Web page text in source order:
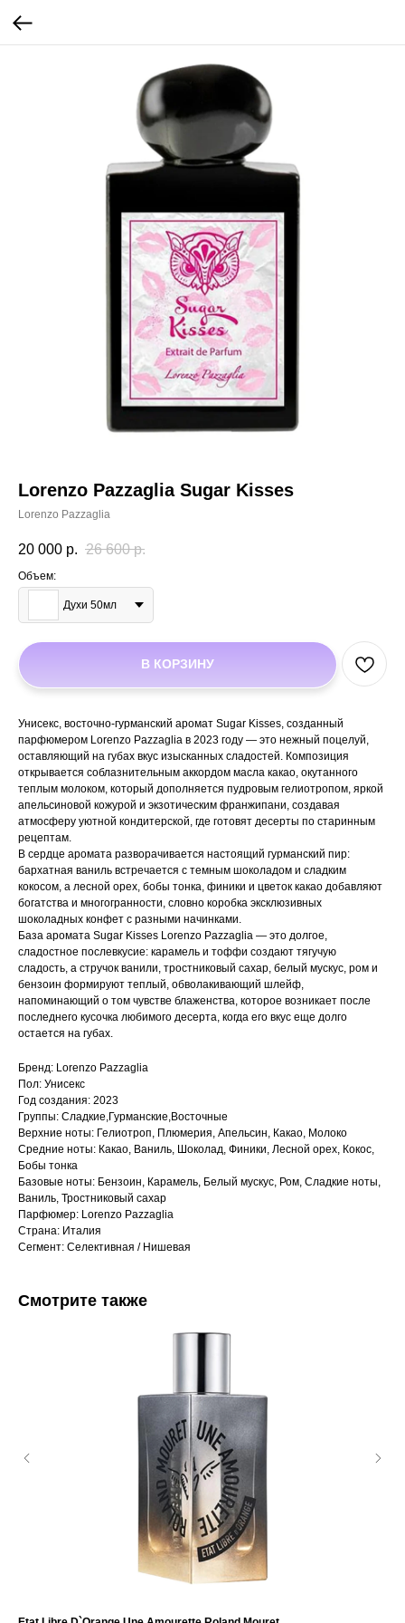
Lorenzo Pazzaglia Sugar Kisses
Lorenzo Pazzaglia
20 000 р. 26 600 р.
Объем:
Духи 50мл
В КОРЗИНУ
Унисекс, восточно-гурманский аромат Sugar Kisses, созданный
парфюмером Lorenzo Pazzaglia в 2023 году — это нежный поцелуй,
оставляющий на губах вкус изысканных сладостей. Композиция
открывается соблазнительным аккордом масла какао, окутанного
теплым молоком, который дополняется пудровым гелиотропом, яркой
апельсиновой кожурой и экзотическим франжипани, создавая
атмосферу уютной кондитерской, где готовят десерты по старинным
рецептам.
В сердце аромата разворачивается настоящий гурманский пир:
бархатная ваниль встречается с темным шоколадом и сладким
кокосом, а лесной орех, бобы тонка, финики и цветок какао добавляют
богатства и многогранности, словно коробка эксклюзивных
шоколадных конфет с разными начинками.
База аромата Sugar Kisses Lorenzo Pazzaglia — это долгое,
сладостное послевкусие: карамель и тоффи создают тягучую
сладость, а стручок ванили, тростниковый сахар, белый мускус, ром и
бензоин формируют теплый, обволакивающий шлейф,
напоминающий о том чувстве блаженства, которое возникает после
последнего кусочка любимого десерта, когда его вкус еще долго
остается на губах.
Бренд: Lorenzo Pazzaglia
Пол: Унисекс
Год создания: 2023
Группы: Сладкие,Гурманские,Восточные
Верхние ноты: Гелиотроп, Плюмерия, Апельсин, Какао, Молоко
Средние ноты: Какао, Ваниль, Шоколад, Финики, Лесной орех, Кокос,
Бобы тонка
Базовые ноты: Бензоин, Карамель, Белый мускус, Ром, Сладкие ноты,
Ваниль, Тростниковый сахар
Парфюмер: Lorenzo Pazzaglia
Страна: Италия
Сегмент: Селективная / Нишевая
Смотрите также